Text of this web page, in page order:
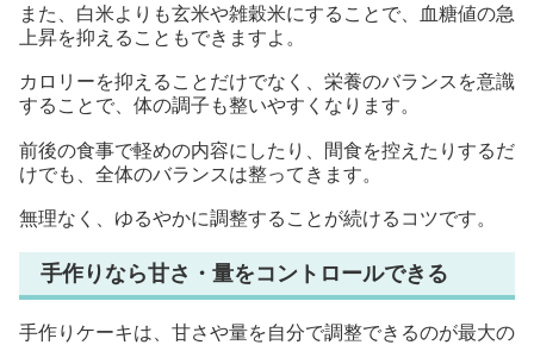
また、白米よりも玄米や雑穀米にすることで、血糖値の急
上昇を抑えることもできますよ。
カロリーを抑えることだけでなく、栄養のバランスを意識
することで、体の調子も整いやすくなります。
前後の食事で軽めの内容にしたり、間食を控えたりするだ
けでも、全体のバランスは整ってきます。
無理なく、ゆるやかに調整することが続けるコツです。
手作りなら甘さ・量をコントロールできる
手作りケーキは、甘さや量を自分で調整できるのが最大の